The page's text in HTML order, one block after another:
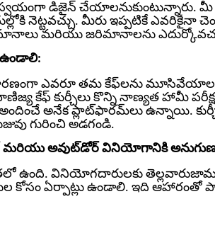
డిజైన్ చేయాలనుకుంటున్నారు.
నెట్టవచ్చు. మీరు ఇప్పటికే ఎవరికైనా
మరియు జరిమానాలను
ఉండాలి:
ఎవరూ తమ కేఫ్‌లను మూసివేయాలని
కేఫ్ కుర్చీలు కొన్ని నాణ్యత హామీ
అనేక ప్లాట్‌ఫారమ్‌లు ఉన్నాయి.
గురించి అడగండి.
మరియు అవుట్‌డోర్ వినియోగానికి
ఉంది. వినియోగదారులకు
కోసం ఏర్పాట్లు ఉండాలి. ఇది ఆహారంతో